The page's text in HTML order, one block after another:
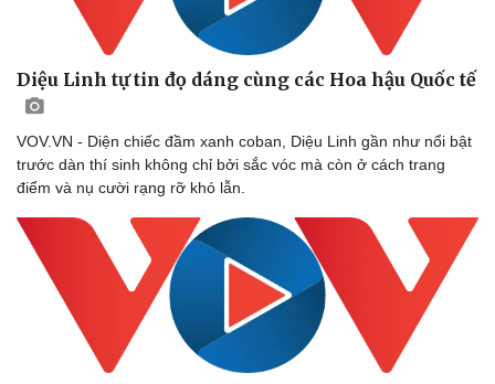
Diệu Linh tự tin đọ dáng cùng các Hoa hậu Quốc tế
VOV.VN - Diện chiếc đầm xanh coban, Diệu Linh gần như nổi bật
trước dàn thí sinh không chỉ bởi sắc vóc mà còn ở cách trang
điểm và nụ cười rạng rỡ khó lẫn.